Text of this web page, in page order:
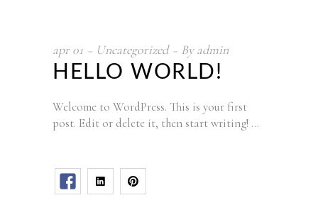
apr 01 Uncategorized Byadmin
HELLO WORLD!
Welcome to WordPress. This is your first
post. Edit or delete it, then start writing!